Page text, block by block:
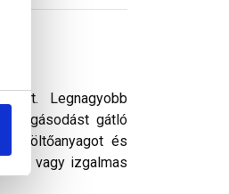
Legnagyobb
Algásodást gátló
töltőanyagot és
vagy izgalmas